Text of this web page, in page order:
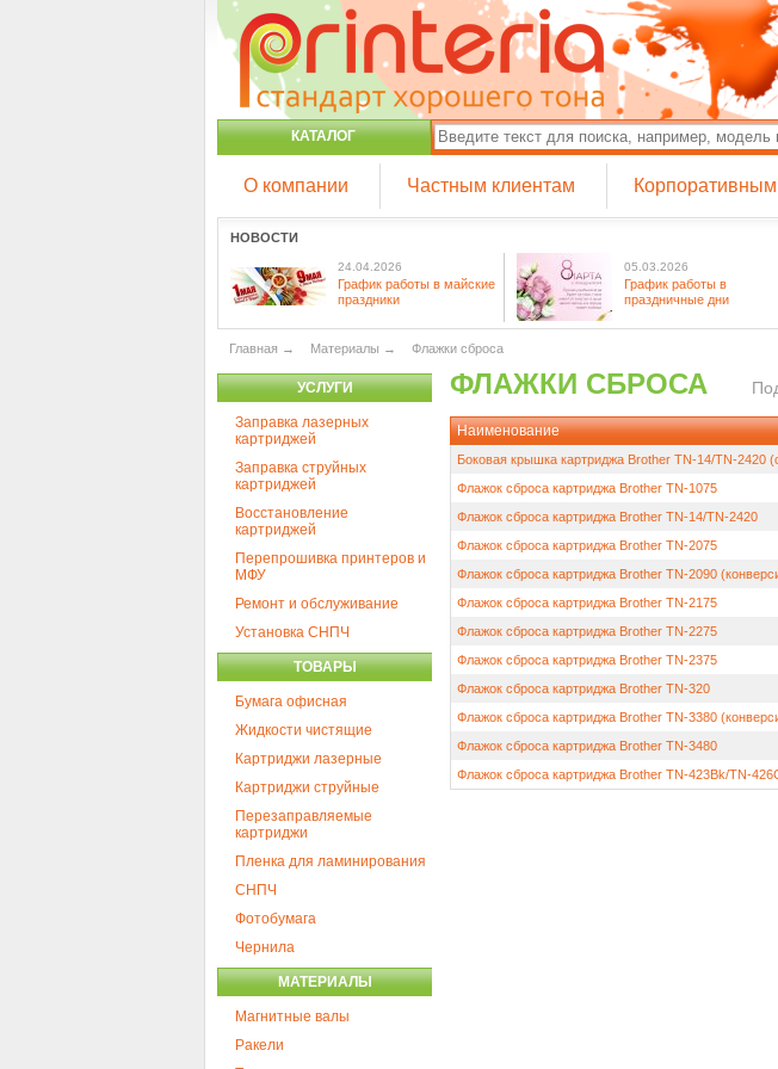
КАТАЛОГ
О компании Частным клиентам
НОВОСТИ
24.04.2026
График работы в майские
праздники
05.03.2026
График работы в
праздничные дни
Главная → Материалы → Флажки сброса
УСЛУГИ
Заправка лазерных
картриджей
Заправка струйных
картриджей
Восстановление
картриджей
Перепрошивка принтеров и
МФУ
Ремонт и обслуживание
Установка СНПЧ
ТОВАРЫ
Бумага офисная
Жидкости чистящие
Картриджи лазерные
Картриджи струйные
Перезаправляемые
картриджи
Пленка для ламинирования
СНПЧ
Фотобумага
Чернила
МАТЕРИАЛЫ
Магнитные валы
Ракели
ФЛАЖКИ СБРОСА
Наименование
Боковая крышка картриджа Brother TN-14/TN-2420
Флажок сброса картриджа Brother TN-1075
Флажок сброса картриджа Brother TN-14/TN-2420
Флажок сброса картриджа Brother TN-2075
Флажок сброса картриджа Brother TN-2090
Флажок сброса картриджа Brother TN-2175
Флажок сброса картриджа Brother TN-2275
Флажок сброса картриджа Brother TN-2375
Флажок сброса картриджа Brother TN-320
Флажок сброса картриджа Brother TN-3380
Флажок сброса картриджа Brother TN-3480
Флажок сброса картриджа Brother TN-423Bk/TN-